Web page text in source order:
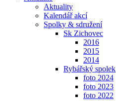
Aktuality
Kalendář akcí
Spolky & sdružení
Sk Zichovec
2016
2015
2014
Rybářský spolek
foto 2024
foto 2023
foto 2022